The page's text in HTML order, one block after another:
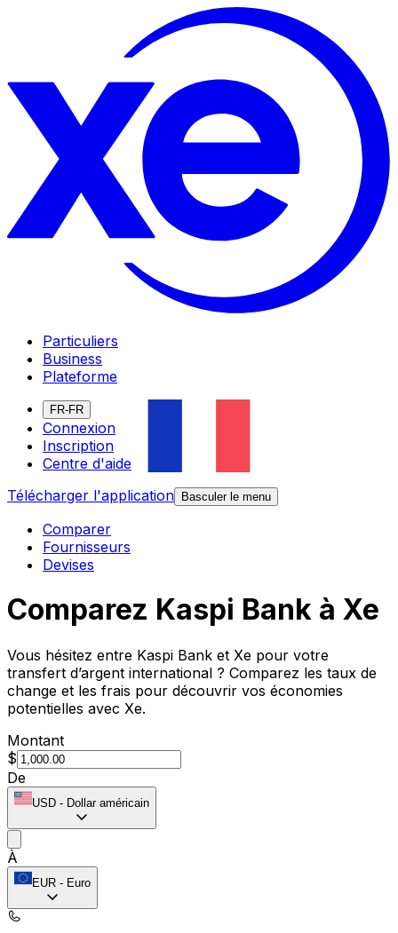
Particuliers
Business
Plateforme
FR-FR
Connexion
Inscription
Centre d'aide
Télécharger l'application
Basculer le menu
Comparer
Fournisseurs
Devises
Comparez Kaspi Bank à Xe
Vous hésitez entre Kaspi Bank et Xe pour votre
transfert d’argent international ? Comparez les taux de
change et les frais pour découvrir vos économies
potentielles avec Xe.
Montant
$
De
USD - Dollar américain
À
EUR - Euro